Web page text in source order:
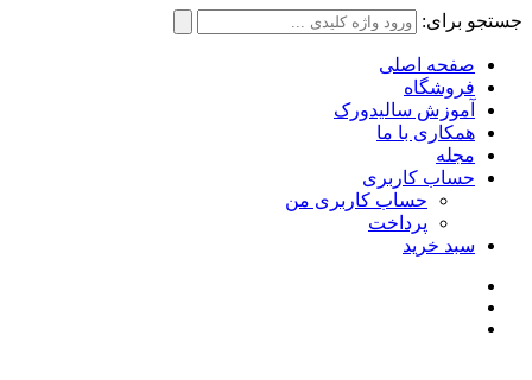
جستجو برای:
صفحه اصلی
فروشگاه
آموزش سالیدورک
همکاری با ما
مجله
حساب کاربری
حساب کاربری من
پرداخت
سبد خرید